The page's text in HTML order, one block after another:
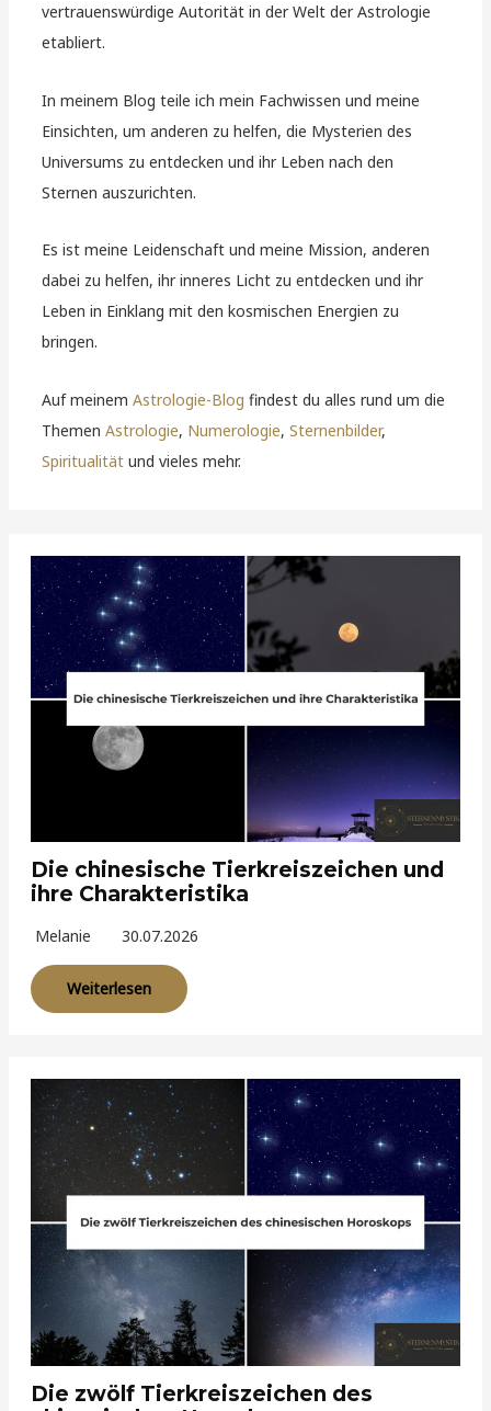
vertrauenswürdige Autorität in der Welt der Astrologie
etabliert.
In meinem Blog teile ich mein Fachwissen und meine
Einsichten, um anderen zu helfen, die Mysterien des
Universums zu entdecken und ihr Leben nach den
Sternen auszurichten.
Es ist meine Leidenschaft und meine Mission, anderen
dabei zu helfen, ihr inneres Licht zu entdecken und ihr
Leben in Einklang mit den kosmischen Energien zu
bringen.
Auf meinemAstrologie-Blog findest du alles rund um die
ThemenAstrologie, Numerologie,Sternenbilder,
Spiritualität und vieles mehr.
Die chinesische Tierkreiszeichen und
ihre Charakteristika
Melanie 30.07.2026
Weiterlesen
Die zwölf Tierkreiszeichen des